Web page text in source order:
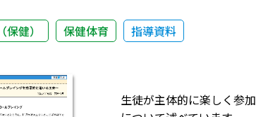
健） 保健体育 指導資料
生徒が主体的に楽しく参